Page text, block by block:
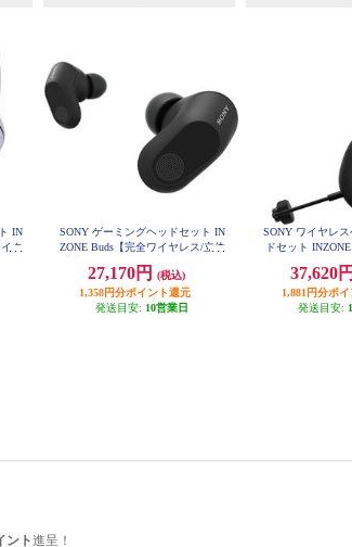
IN
ク
SONY ゲーミングヘッドセット IN
ZONE Buds【完全ワイヤレス/立体
ヤレス接続/低遅延2.4Ghz/急速充電
対応/ブラック】 WF-G700N-BZ
27,170円
(税込)
1,358円分ポイント還元
発送目安: 10営業日
SONY ワイヤレ
ドセット
37,620円
1,881円分ポ
発送目安:
ント進呈！